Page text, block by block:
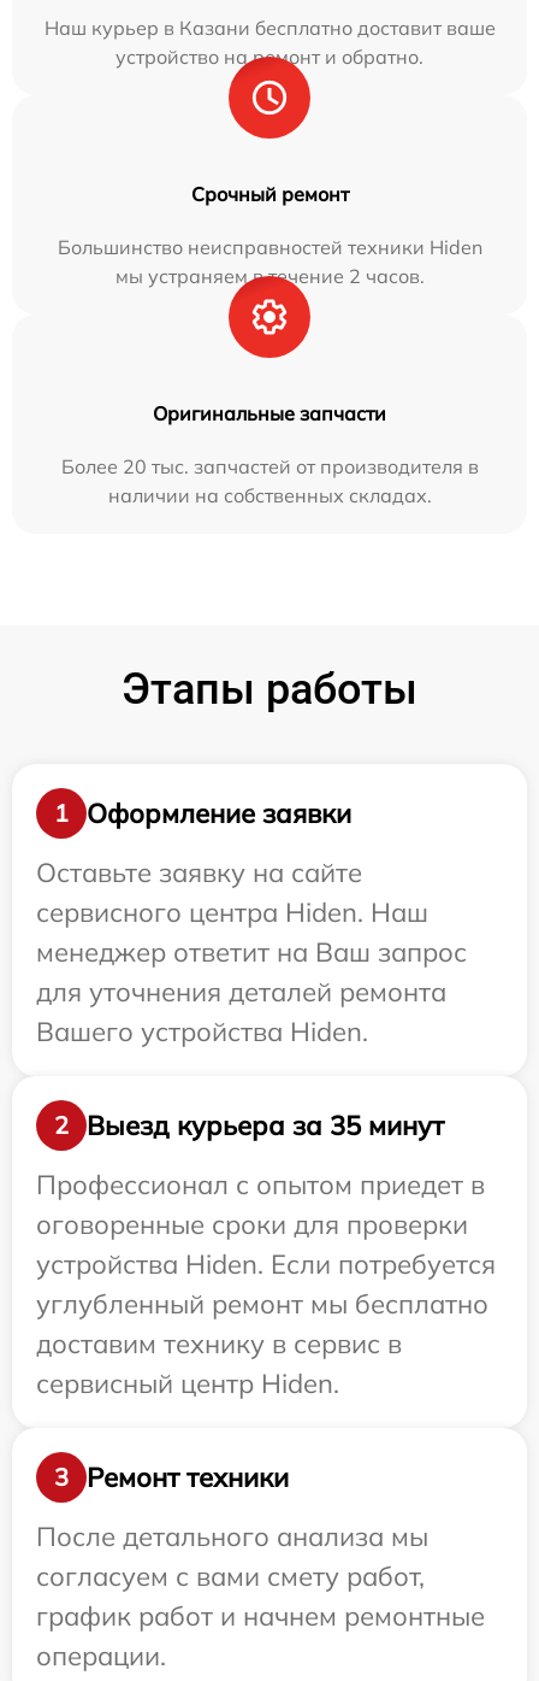
Наш курьер в Казани бесплатно доставит ваше
устройство на ремонт и обратно.
Срочный ремонт
Большинство неисправностей техники Hiden
мы устраняем в течение 2 часов.
Оригинальные запчасти
Более 20 тыс. запчастей от производителя в
наличии на собственных складах.
Этапы работы
1
Оформление заявки
Оставьте заявку на сайте
сервисного центра Hiden. Наш
менеджер ответит на Ваш запрос
для уточнения деталей ремонта
Вашего устройства Hiden.
2
Выезд курьера за 35 минут
Профессионал с опытом приедет в
оговоренные сроки для проверки
устройства Hiden. Если потребуется
углубленный ремонт мы бесплатно
доставим технику в сервис в
сервисный центр Hiden.
3
Ремонт техники
После детального анализа мы
согласуем с вами смету работ,
график работ и начнем ремонтные
операции.